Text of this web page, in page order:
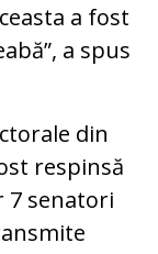
a fost
a spus
din
respinsă
7 senatori